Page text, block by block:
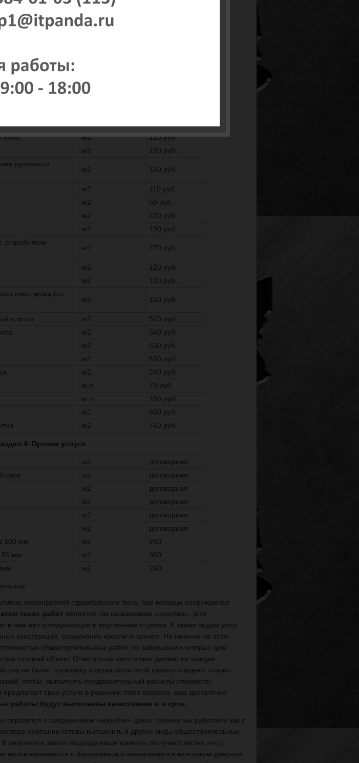
Раздел 3. Полы
с основанием
м2
5мм)
м2
120 руб.
м2
120 руб.
рулонного
м2 140 руб.
м2
110 руб.
м2
50 руб.
м2
220 руб.
м2
190 руб.
устройством
м2 270 руб.
м2
120 руб.
м2
120 руб.
линолеума (со
м2 160 руб.
плитки м2
540 руб.
м2
540 руб.
м2
630 руб.
м2
630 руб.
м2
260 руб.
м.п.
70 руб.
м.п.
160 руб.
м2
650 руб.
м2 740 руб.
4. Прочие услуги
шт.
договорная
шт.
договорная
м2
договорная
м2
договорная
м2
договорная
м2
договорная
100 мм
м2
260
мм
м2
360
м2 260
мероприятий строительного типа, при которых сооружаются
таких работ является так называемая «коробка», дом
в нем нет коммуникаций и внутренней отделки. К таким видам услуг
конструкций, сооружение кровли и прочее. Но именно на этом
общестроительных работ, по завершении которых дом
готовый объект. Ответить на него может далеко не каждая
она ни была, поскольку специалисты этой группы владеют только
чтобы выполнить предварительный расчеты стоимости
свои услуги в решении этого вопроса, вам достаточно
работы будут выполнены качественно и в срок.
справятся с сооружением «коробки» дома, причем мы работаем как с
компании готовы выполнить и другие виды общестроительных
результате такого подхода наши клиенты получают жилье «под
жилье начинается с фундамента и заканчивается монтажом дверных